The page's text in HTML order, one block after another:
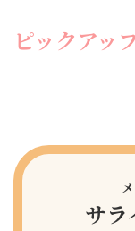
ピックアッ
サラ